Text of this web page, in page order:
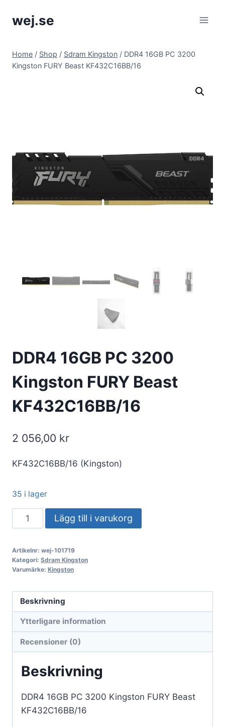
wej.se
Home / Shop / Sdram Kingston / DDR4 16GB PC 3200
Kingston FURY Beast KF432C16BB/16
DDR4 16GB PC 3200
Kingston FURY Beast
KF432C16BB/16
2 056,00 kr
KF432C16BB/16 (Kingston)
35 i lager
DDR4
16GB
3200
Kingston
Beast
KF432C16BB/16
mängd
Lägg till i varukorg
Artikelnr: wej-101719
Kategori: Sdram Kingston
Varumärke: Kingston
Beskrivning
Ytterligare information
Recensioner (0)
Beskrivning
DDR4 16GB PC 3200 Kingston FURY Beast
KF432C16BB/16